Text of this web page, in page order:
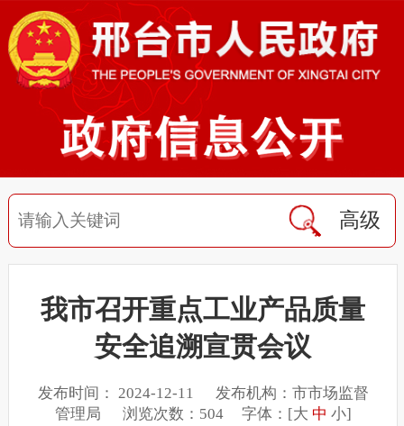
高级
我市召开重点工业产品质量
安全追溯宣贯会议
发布时间： 2024-12-11 发布机构：市市场监督
管理局 浏览次数：504 字体：[大 中 小]